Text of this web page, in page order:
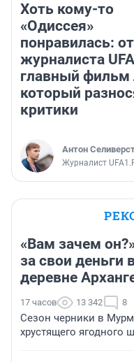
Хоть кому-то
«Одиссея»
понравилась:
журналиста
главный фильм
который
критики
Антон
Журналист
«Вам зачем
за свои деньги
деревне
17 часов 13 342 8
Сезон черники в
хрустящего ягодного